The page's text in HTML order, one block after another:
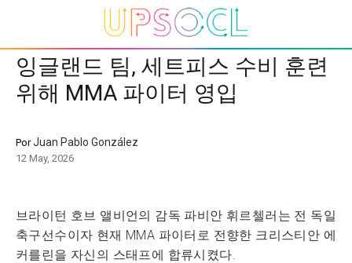
잉글랜드 팀, 세트피스 수비 훈련
위해 MMA 파이터 영입
PorJuan Pablo González
12 May, 2026
브라이턴 호브 앨비언의 감독 파비안 휘르첼러는 전 독일
축구선수이자 현재 MMA 파이터로 전향한 크리스티안 에
커를린을 자신의 스태프에 합류시켰다.